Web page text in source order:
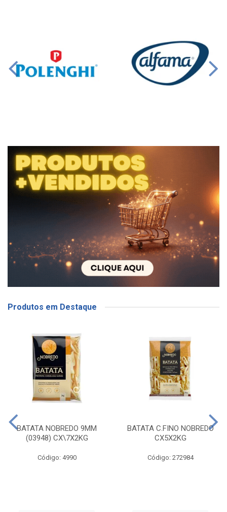
Produtos em Destaque
BATATA NOBREDO 9MM
(03948) CX\7X2KG
Código: 4990
BATATA C.FINO NOBREDO
CX5X2KG
Código: 272984